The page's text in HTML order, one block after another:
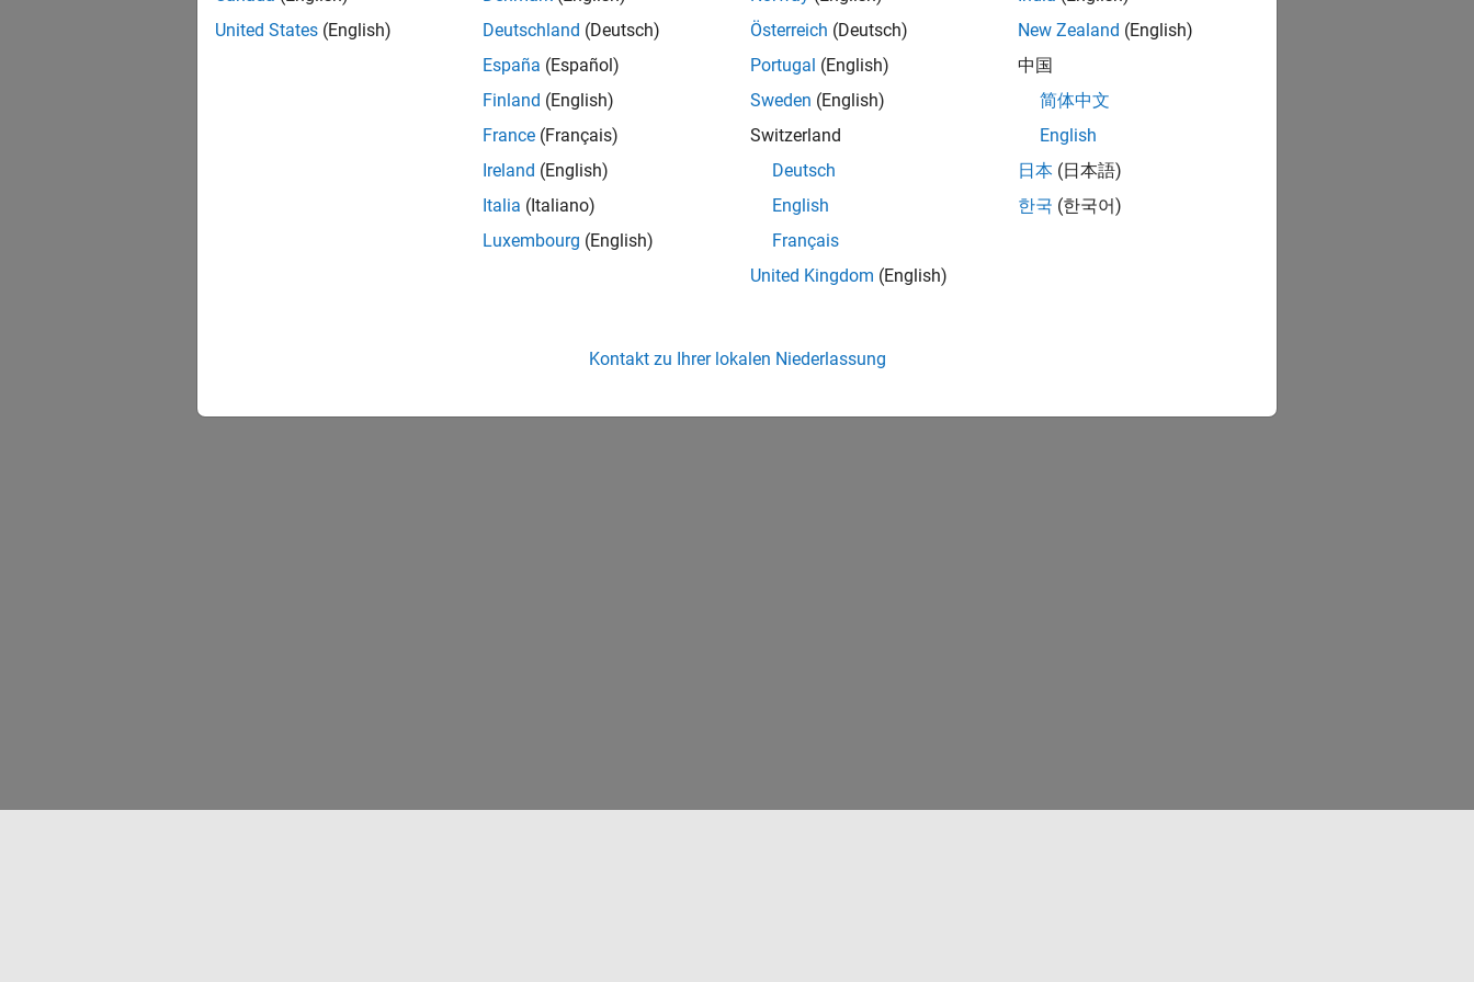
United States (English)
Deutschland (Deutsch)
España (Español)
Finland (English)
France (Français)
Ireland (English)
Italia (Italiano)
Luxembourg (English)
Österreich (Deutsch)
Portugal (English)
Sweden (English)
Switzerland
Deutsch
English
Français
United Kingdom (English)
New Zealand (English)
中国
简体中文
English
日本 (日本語)
한국 (한국어)
Kontakt zu Ihrer lokalen Niederlassung